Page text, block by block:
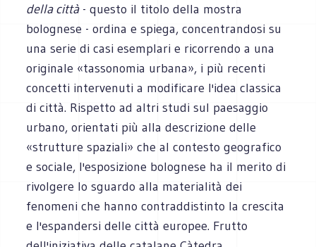
della città- questo il titolo della mostra
bolognese - ordina e spiega, concentrandosi su
una serie di casi esemplari e ricorrendo a una
originale «tassonomia urbana», i più recenti
concetti intervenuti a modificare l'idea classica
di città. Rispetto ad altri studi sul paesaggio
urbano, orientati più alla descrizione delle
«strutture spaziali» che al contesto geografico
e sociale, l'esposizione bolognese ha il merito di
rivolgere lo sguardo alla materialità dei
fenomeni che hanno contraddistinto la crescita
e l'espandersi delle città europee. Frutto